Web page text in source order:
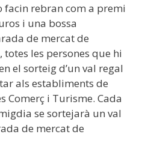
facin rebran com a premi
i una bossa
de mercat de
totes les persones que hi
el sorteig d’un val regal
als establiments de
Comerç i Turisme. Cada
se sortejarà un val
de mercat de